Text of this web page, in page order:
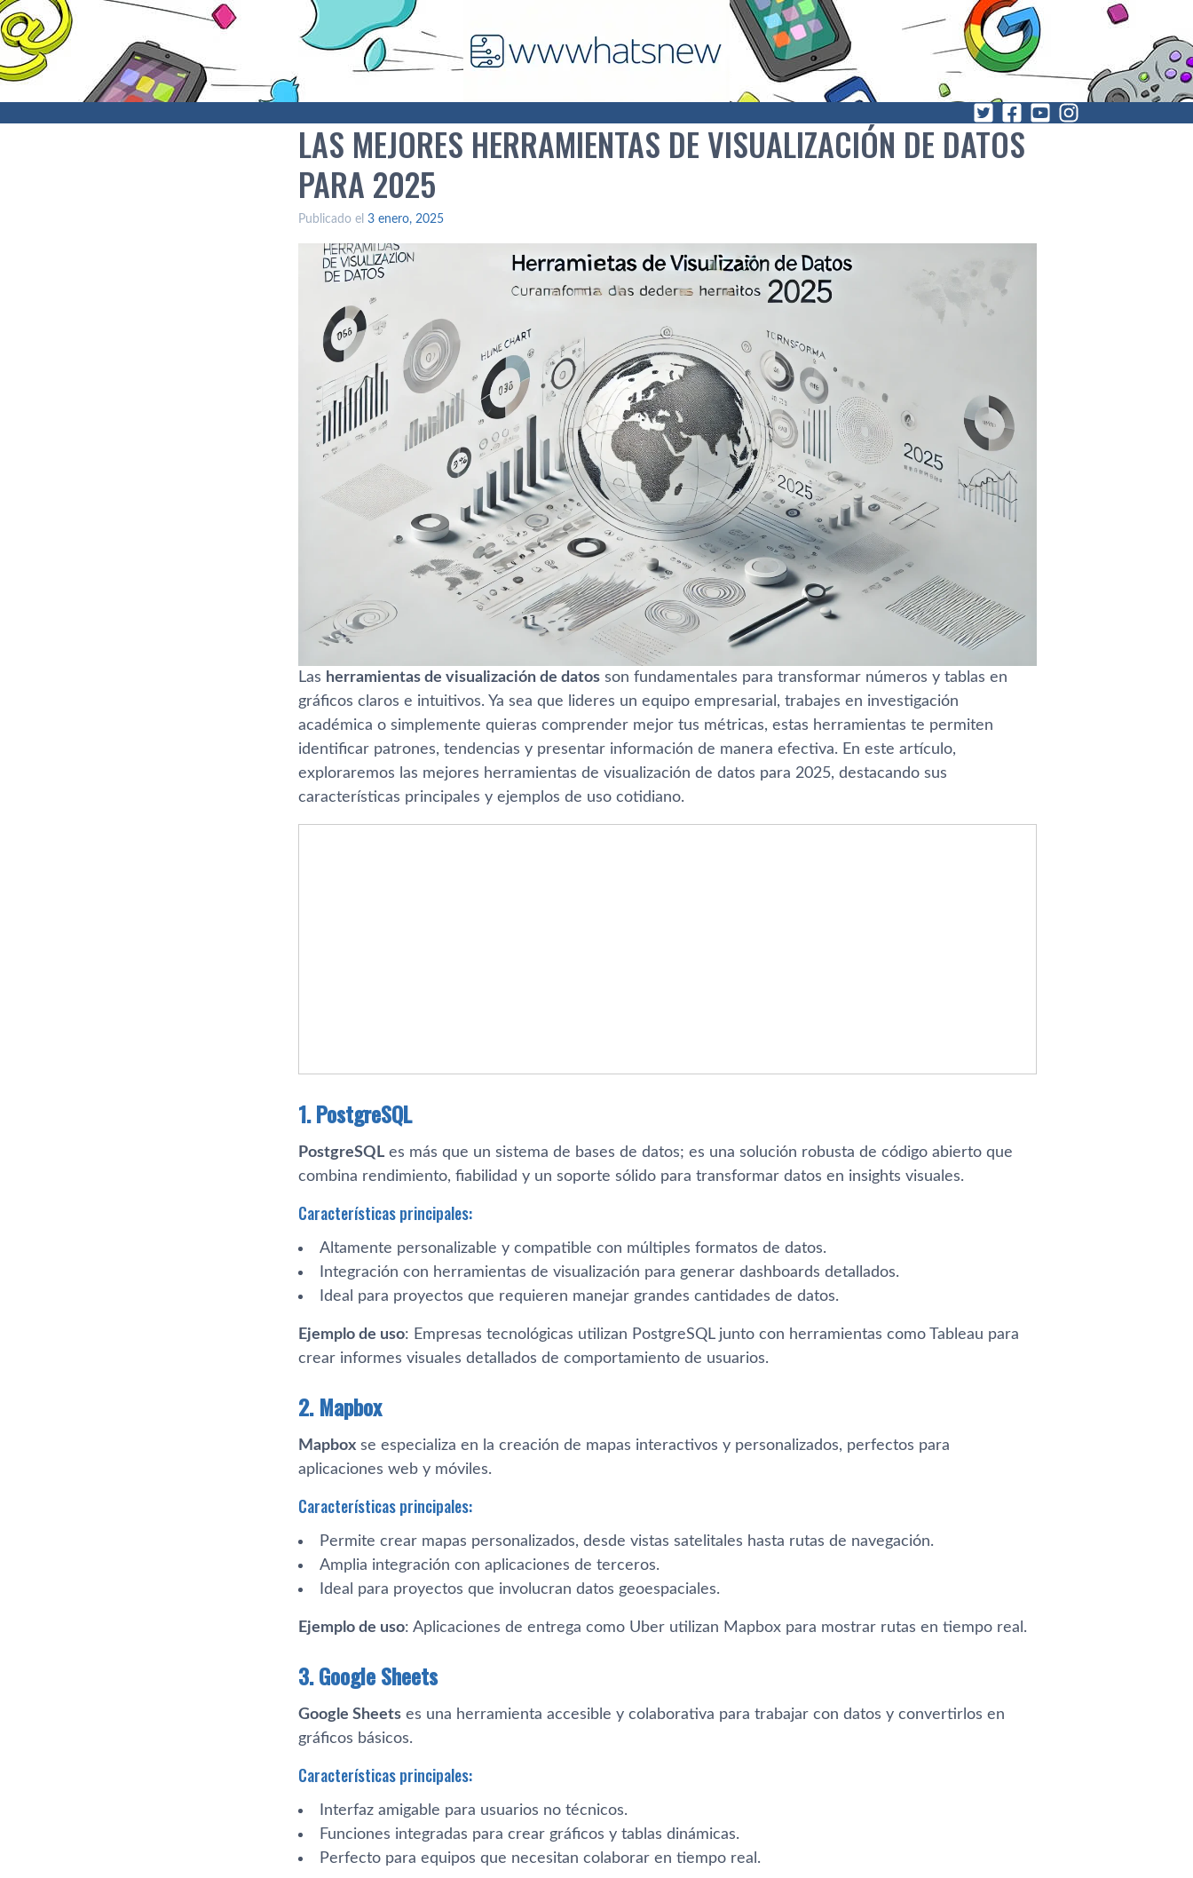
LAS MEJORES HERRAMIENTAS DE VISUALIZACIÓN DE DATOS
PARA 2025
Publicado el 3 enero, 2025
Las herramientas de visualización de datos son fundamentales para transformar números y tablas en
gráficos claros e intuitivos. Ya sea que lideres un equipo empresarial, trabajes en investigación
académica o simplemente quieras comprender mejor tus métricas, estas herramientas te permiten
identificar patrones, tendencias y presentar información de manera efectiva. En este artículo,
exploraremos las mejores herramientas de visualización de datos para 2025, destacando sus
características principales y ejemplos de uso cotidiano.
1. PostgreSQL
PostgreSQL es más que un sistema de bases de datos; es una solución robusta de código abierto que
combina rendimiento, fiabilidad y un soporte sólido para transformar datos en insights visuales.
Características principales:
Altamente personalizable y compatible con múltiples formatos de datos.
Integración con herramientas de visualización para generar dashboards detallados.
Ideal para proyectos que requieren manejar grandes cantidades de datos.
Ejemplo de uso: Empresas tecnológicas utilizan PostgreSQL junto con herramientas como Tableau para
crear informes visuales detallados de comportamiento de usuarios.
2. Mapbox
Mapbox se especializa en la creación de mapas interactivos y personalizados, perfectos para
aplicaciones web y móviles.
Características principales:
Permite crear mapas personalizados, desde vistas satelitales hasta rutas de navegación.
Amplia integración con aplicaciones de terceros.
Ideal para proyectos que involucran datos geoespaciales.
Ejemplo de uso: Aplicaciones de entrega como Uber utilizan Mapbox para mostrar rutas en tiempo real.
3. Google Sheets
Google Sheets es una herramienta accesible y colaborativa para trabajar con datos y convertirlos en
gráficos básicos.
Características principales:
Interfaz amigable para usuarios no técnicos.
Funciones integradas para crear gráficos y tablas dinámicas.
Perfecto para equipos que necesitan colaborar en tiempo real.